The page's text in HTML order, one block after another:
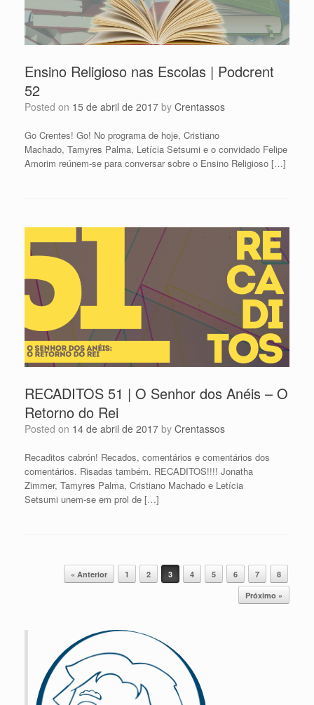
Ensino Religioso nas Escolas | Podcrent
52
Posted on 15 de abril de 2017 by Crentassos
Go Crentes! Go! No programa de hoje, Cristiano
Machado, Tamyres Palma, Letícia Setsumi e o convidado Felipe
Amorim reúnem-se para conversar sobre o Ensino Religioso […]
RECADITOS 51 | O Senhor dos Anéis – O
Retorno do Rei
Posted on 14 de abril de 2017 by Crentassos
Recaditos cabrón! Recados, comentários e comentários dos
comentários. Risadas também. RECADITOS!!!! Jonatha
Zimmer, Tamyres Palma, Cristiano Machado e Letícia
Setsumi unem-se em prol de […]
Post navigation« Anterior 1 2 3 4 5 6 7
8
Próximo »